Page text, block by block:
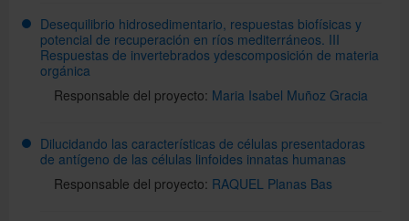
Desequilibrio hidrosedimentario, respuestas biofísicas y
potencial de recuperación en ríos mediterráneos. III
Respuestas de invertebrados ydescomposición de materia
orgánica
Responsable del proyecto: Maria Isabel Muñoz Gracia
Dilucidando las características de células presentadoras
de antígeno de las células linfoides innatas humanas
Responsable del proyecto: RAQUEL Planas Bas